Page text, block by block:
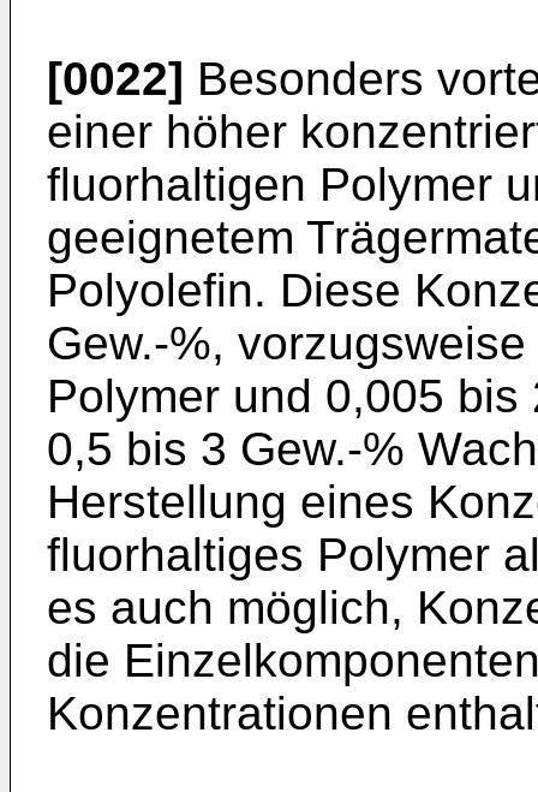
[0022] Besonders
einer höher
fluorhaltigen Polymer
geeignetem
Polyolefin. Diese
Gew.-%,
Polymer und 0,005
0,5 bis 3 Gew.-%
Herstellung eines
fluorhaltiges Polymer
es auch möglich,
die
Konzentrationen